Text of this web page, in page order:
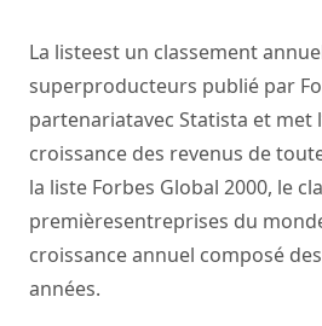
La listeest un classement
superproducteurs publié par
partenariatavec Statista et met
croissance des revenus de
la liste Forbes Global 2000, le
premièresentreprises du
croissance annuel composé
années.